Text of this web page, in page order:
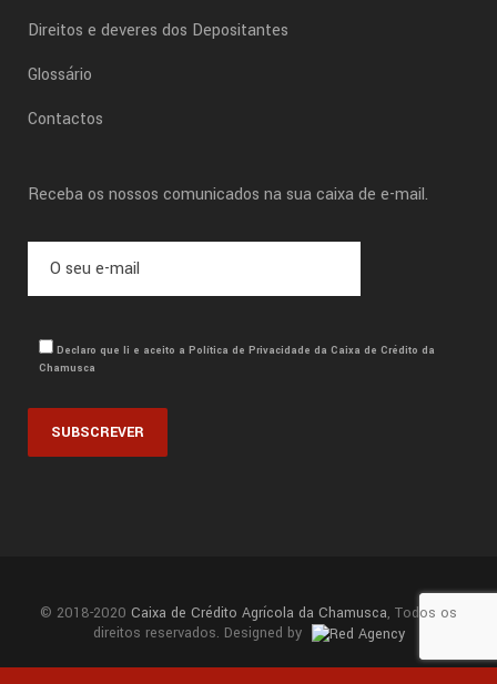
Direitos e deveres dos Depositantes
Glossário
Contactos
Receba os nossos comunicados na sua caixa de e-mail.
Declaro que li e aceito a Política de Privacidade da Caixa de Crédito da
Chamusca
© 2018-2020 Caixa de Crédito Agrícola da Chamusca, Todos os
direitos reservados. Designed by